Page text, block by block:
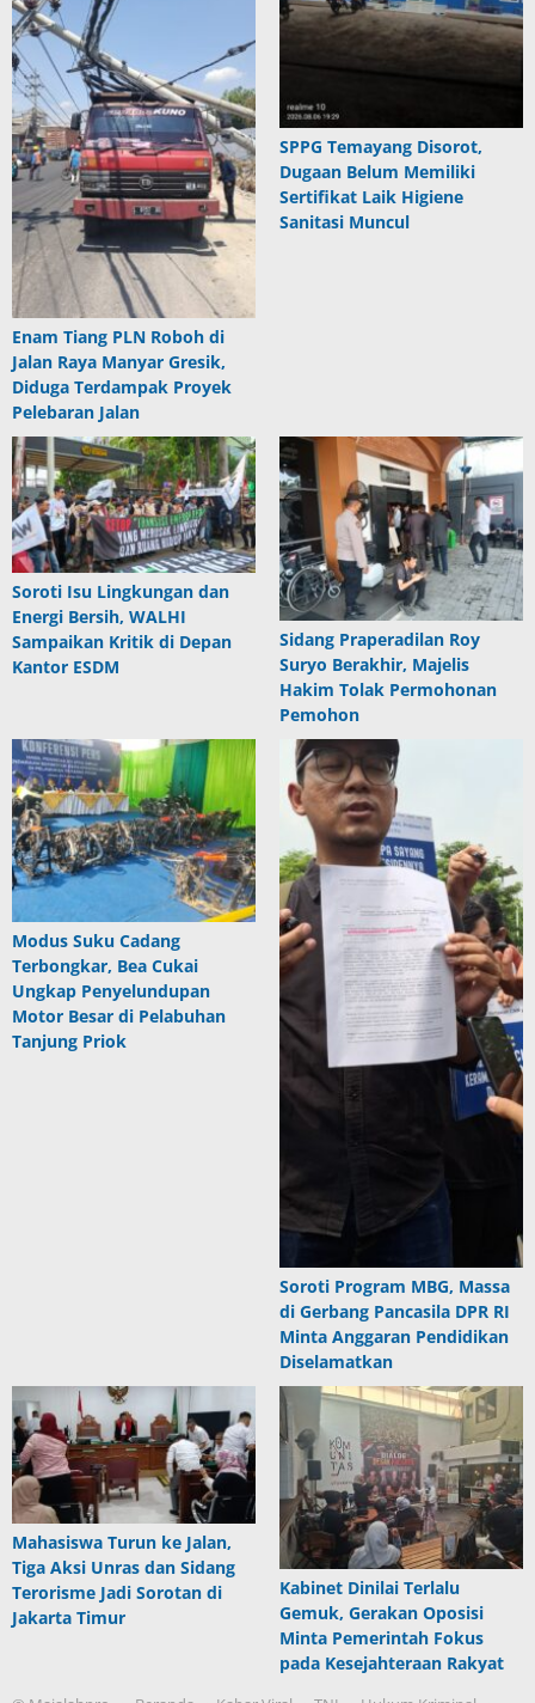
Enam Tiang PLN Roboh di
Jalan Raya Manyar Gresik,
Diduga Terdampak Proyek
Pelebaran Jalan
SPPG Temayang Disorot,
Dugaan Belum Memiliki
Sertifikat Laik Higiene
Sanitasi Muncul
Soroti Isu Lingkungan dan
Energi Bersih, WALHI
Sampaikan Kritik di Depan
Kantor ESDM
Sidang Praperadilan Roy
Suryo Berakhir, Majelis
Hakim Tolak Permohonan
Pemohon
Modus Suku Cadang
Terbongkar, Bea Cukai
Ungkap Penyelundupan
Motor Besar di Pelabuhan
Tanjung Priok
Soroti Program MBG, Massa
di Gerbang Pancasila DPR RI
Minta Anggaran Pendidikan
Diselamatkan
Mahasiswa Turun ke Jalan,
Tiga Aksi Unras dan Sidang
Terorisme Jadi Sorotan di
Jakarta Timur
Kabinet Dinilai Terlalu
Gemuk, Gerakan Oposisi
Minta Pemerintah Fokus
pada Kesejahteraan Rakyat